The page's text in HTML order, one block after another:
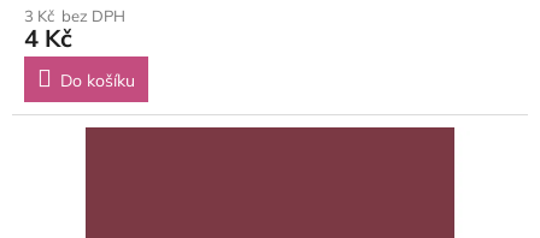
3 Kč bez DPH
4 Kč
Do košíku